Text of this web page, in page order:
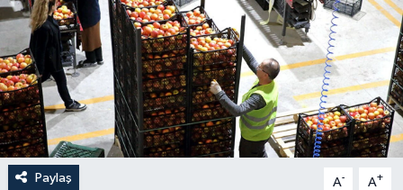
Paylaş A- A+
TEKNOLOJİ